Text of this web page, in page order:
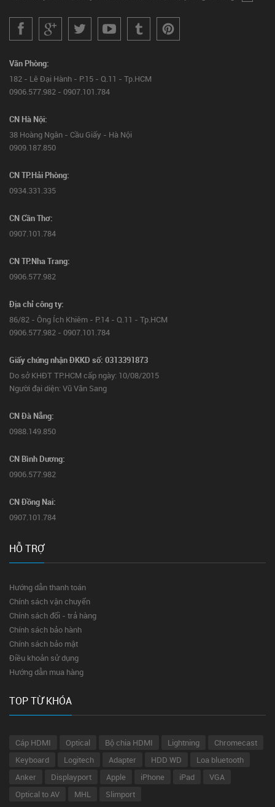
Văn Phòng:
182 - Lê Đại Hành - P.15 - Q.11 - Tp.HCM
0906.577.982 - 0907.101.784
CN Hà Nội:
38 Hoàng Ngân - Cầu Giấy - Hà Nội
0909.187.850
CN TP.Hải Phòng:
0934.331.335
CN Cần Thơ:
0907.101.784
CN TP.Nha Trang:
0906.577.982
Địa chỉ công ty:
86/82 - Ông Ích Khiêm - P.14 - Q.11 - Tp.HCM
0906.577.982 - 0907.101.784
Giấy chứng nhận ĐKKD số: 0313391873
Do sở KHĐT TP.HCM cấp ngày: 10/08/2015
Người đại diện: Vũ Văn Sang
CN Đà Nẵng:
0988.149.850
CN Bình Dương:
0906.577.982
CN Đồng Nai:
0907.101.784
HỖ TRỢ
Hướng dẫn thanh toán
Chính sách vận chuyển
Chính sách đổi - trả hàng
Chính sách bảo hành
Chính sách bảo mật
Điều khoản sử dụng
Hướng dẫn mua hàng
TOP TỪ KHÓA
Cáp HDMI Optical Bộ chia HDMI Lightning
Chromecast
Keyboard
Logitech Adapter HDD WD
Loa bluetooth
Anker
Displayport Apple iPhone iPad
VGA
Optical to AV
MHL Slimport